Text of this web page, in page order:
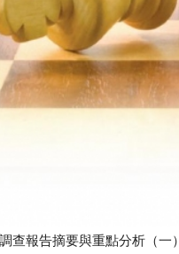
報告摘要與重點分析（一）